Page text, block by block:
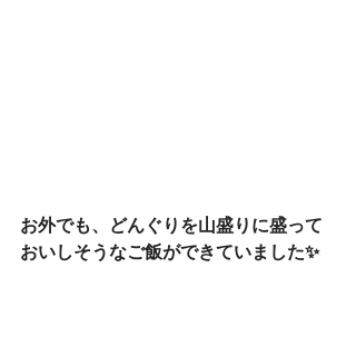
お外でも、どんぐりを山盛りに盛って
おいしそうなご飯ができていました✨